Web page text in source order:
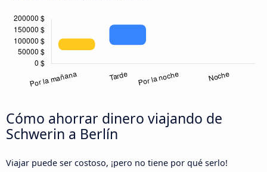
Cómo ahorrar dinero viajando de
Schwerin a Berlín
Viajar puede ser costoso, ¡pero no tiene por qué serlo!